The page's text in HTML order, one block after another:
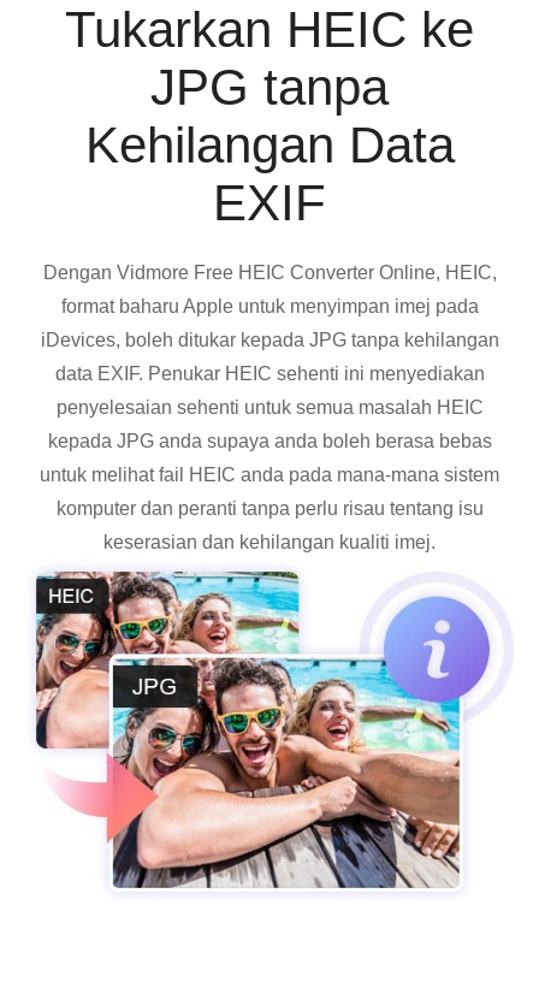
Tukarkan HEIC ke
JPG tanpa
Kehilangan Data
EXIF
Dengan Vidmore Free HEIC Converter Online, HEIC,
format baharu Apple untuk menyimpan imej pada
iDevices, boleh ditukar kepada JPG tanpa kehilangan
data EXIF. Penukar HEIC sehenti ini menyediakan
penyelesaian sehenti untuk semua masalah HEIC
kepada JPG anda supaya anda boleh berasa bebas
untuk melihat fail HEIC anda pada mana-mana sistem
komputer dan peranti tanpa perlu risau tentang isu
keserasian dan kehilangan kualiti imej.